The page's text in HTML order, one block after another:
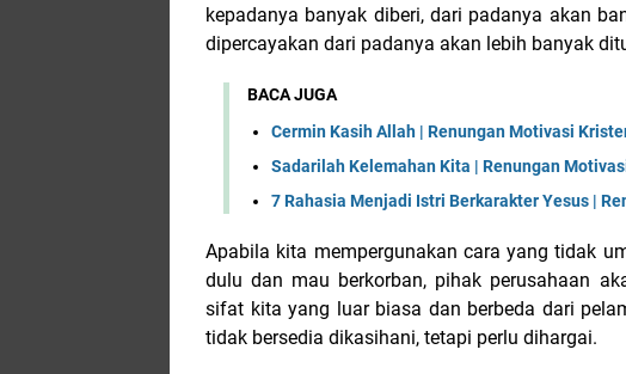
kepadanya banyak diberi, dari padanya akan
dipercayakan dari padanya akan lebih banyak
BACA JUGA
Cermin Kasih Allah | Renungan Motivasi
Sadarilah Kelemahan Kita | Renungan
7 Rahasia Menjadi Istri Berkarakter Yesus |
Apabila kita mempergunakan cara yang tidak
dulu dan mau berkorban, pihak perusahaan
sifat kita yang luar biasa dan berbeda dari
tidak bersedia dikasihani, tetapi perlu dihargai.